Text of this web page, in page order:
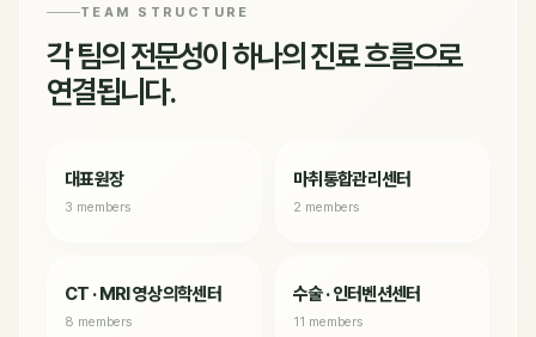
TEAM STRUCTURE
각 팀의 전문성이 하나의 진료 흐름으로
연결됩니다.
대표원장
3 members
마취통합관리센터
2 members
CT · MRI 영상의학센터
8 members
수술 · 인터벤션센터
11 members